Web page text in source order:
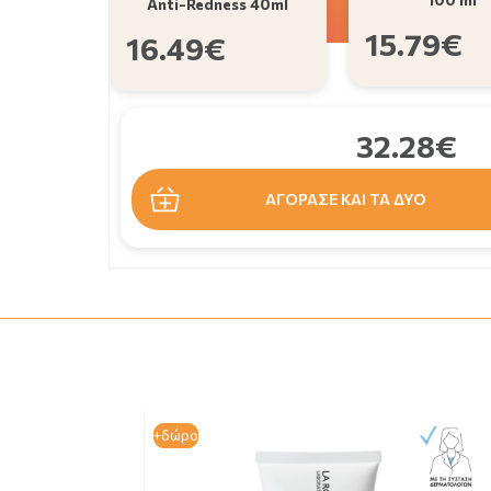
16.49€ 15.79€
32.28€
ΑΓΟΡΑΣΕ ΚΑΙ ΤΑ ΔΥΟ
+δώρο
+δώρο